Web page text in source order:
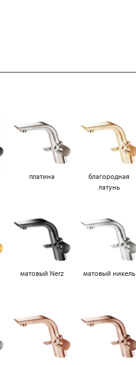
платина
благородная
латунь
матовый Nerz матовый никель